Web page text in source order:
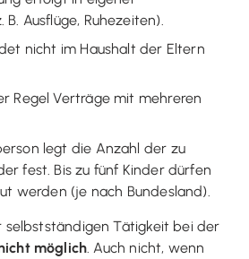
Ausflüge, Ruhezeiten).
nicht im Haushalt der Eltern
Regel Verträge mit mehreren
legt die Anzahl der zu
fest. Bis zu fünf Kinder dürfen
werden (je nach Bundesland).
selbstständigen Tätigkeit bei der
möglich . Auch nicht, wenn